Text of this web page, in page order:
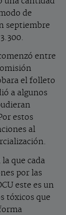
de
septiembre
entre
el folleto
a algunos
estos
al
que cada
por las
este es un
tóxicos que